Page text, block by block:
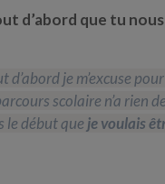
d’abord que tu
d’abord je m’excuse
scolaire n’a rien
le début que je voulais